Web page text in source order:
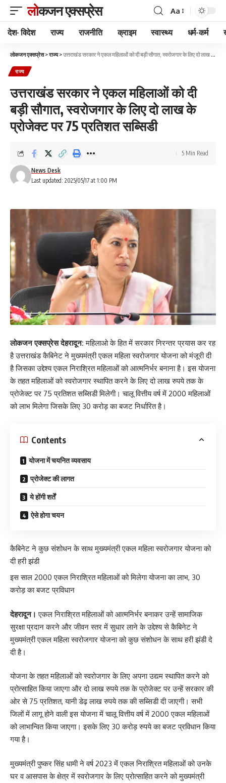
लोकजन एक्सप्रेस Aa
देश- विदेश राज्य राजनीति क्राइम स्वास्थ्य धर्म-कर्म
लोकजन एक्सप्रेस>राज्य>उत्तराखंड सरकार ने एकल महिलाओं को दी बड़ी सौगात, स्वरोजगार के लिए दो लाख के प्रोजेक्ट पर 75 प्रतिशत सब्सिडी
राज्य
उत्तराखंड सरकार ने एकल महिलाओं को दी
बड़ी सौगात, स्वरोजगार के लिए दो लाख के
प्रोजेक्ट पर 75 प्रतिशत सब्सिडी
Last updated: 2025/05/17 at 1:00 PM
News Desk
5 Min Read
लोकजन एक्सप्रेस देहरादून: महिलाओ के हित में सरकार निरन्तर प्रयास कर रह
है उत्तराखंड कैबिनेट ने मुख्यमंत्री एकल महिला स्वरोजगार योजना को मंजूरी दी
है जिसका उद्देश्य एकल निराश्रित महिलाओं को आत्मनिर्भर बनाना है। इस योजना
के तहत महिलाओं को स्वरोजगार स्थापित करने के लिए दो लाख रुपये तक के
प्रोजेक्ट पर 75 प्रतिशत सब्सिडी मिलेगी। चालू वित्तीय वर्ष में 2000 महिलाओं
को लाभ मिलेगा जिसके लिए 30 करोड़ का बजट निर्धारित है।
Contents
योजना में चयनित व्यवसाय
प्रोजेक्ट की लागत
ये होंगी शर्तें
ऐसे होगा चयन
कैबिनेट ने कुछ संशोधन के साथ मुख्यमंत्री एकल महिला स्वरोजगार योजना को
दी हरी झंडी
इस साल 2000 एकल निराश्रित महिलाओं को मिलेगा योजना का लाभ, 30
करोड़ का बजट प्रविधान
देहरादून। एकल निराश्रित महिलाओं को आत्मनिर्भर बनाकर उन्हें सामाजिक
सुरक्षा प्रदान करने और जीवन स्तर में सुधार लाने के उद्देश्य से कैबिनेट ने
मुख्यमंत्री एकल महिला स्वरोजगार योजना को कुछ संशोधन के साथ हरी झंडी दे
दी है।
योजना के तहत महिलाओं को स्वरोजगार के लिए अपना उद्यम स्थापित करने को
प्रोत्साहित किया जाएगा और दो लाख रुपये तक के प्रोजेक्ट पर उन्हें सरकार की
ओर से 75 प्रतिशत, यानी डेढ़ लाख रुपये तक की सब्सिडी दी जाएगी। सभी
जिलों में लागू होने वाली इस योजना में चालू वित्तीय वर्ष में 2000 एकल महिलाओं
को लाभान्वित किया जाएगा। इसके लिए 30 करोड़ रुपये का बजट प्रविधान किया
गया है।
मुख्यमंत्री पुष्कर सिंह धामी ने वर्ष 2023 में एकल निराश्रित महिलाओं को उनके
घर व आसपास के क्षेत्र में स्वरोजगार के लिए प्रोत्साहित करने को मुख्यमंत्री